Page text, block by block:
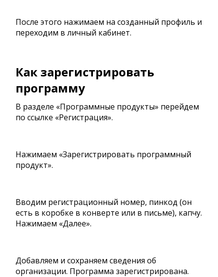
После этого нажимаем на созданный профиль и
переходим в личный кабинет.
Как зарегистрировать
программу
В разделе «Программные продукты» перейдем
по ссылке «Регистрация».
Нажимаем «Зарегистрировать программный
продукт».
Вводим регистрационный номер, пинкод (он
есть в коробке в конверте или в письме), капчу.
Нажимаем «Далее».
Добавляем и сохраняем сведения об
организации. Программа зарегистрирована.